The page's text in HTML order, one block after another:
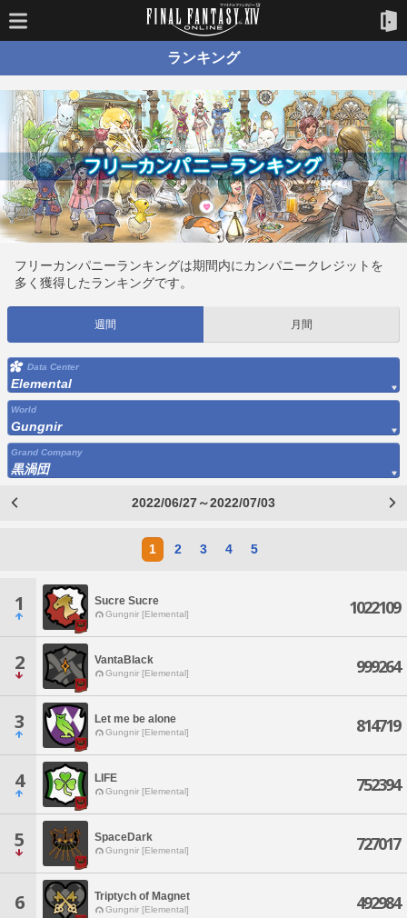
ランキング
フリーカンパニーランキングは期間内にカンパニークレジットを
多く獲得したランキングです。
週間 月間
Data Center
Elemental
World
Gungnir
Grand Company
黒渦団
2022/06/27～2022/07/03
1 2 3 4 5
1 Sucre Sucre
Gungnir [Elemental] 1022109
2 VantaBlack
Gungnir [Elemental] 999264
3 Let me be alone
Gungnir [Elemental] 814719
4 LIFE
Gungnir [Elemental] 752394
5 SpaceDark
Gungnir [Elemental] 727017
6 Triptych of Magnet
Gungnir [Elemental] 492984